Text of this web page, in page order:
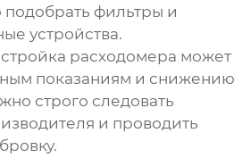
фильтры и
устройства.
расходомера может
показаниям и снижению
строго следовать
и проводить